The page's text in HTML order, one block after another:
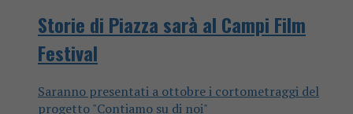
Storie di Piazza sarà al Campi Film
Festival
Saranno presentati a ottobre i cortometraggi del
progetto "Contiamo su di noi"